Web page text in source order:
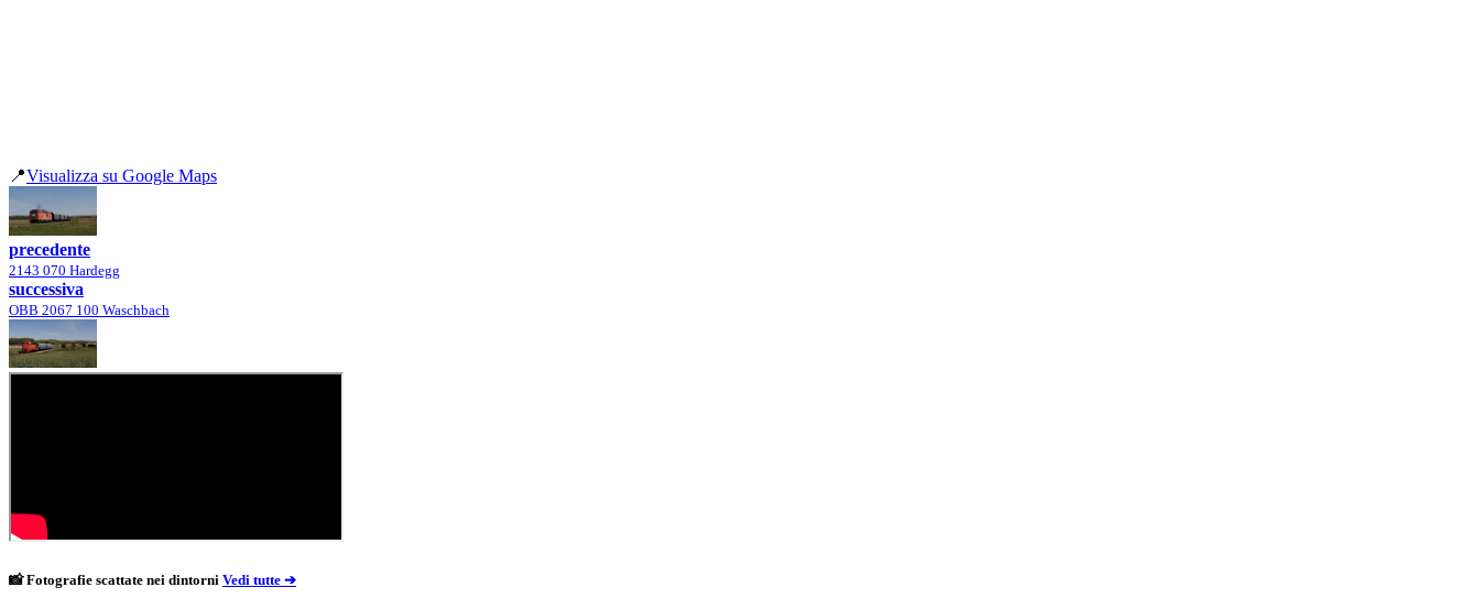
📍Visualizza su Google Maps
precedente
2143 070 Hardegg
successiva
OBB 2067 100 Waschbach
📸 Fotografie scattate nei dintorni Vedi tutte ➔